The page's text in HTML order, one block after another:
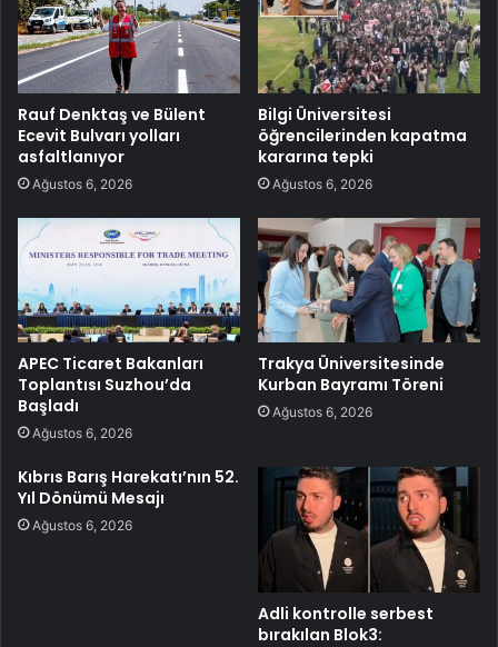
Rauf Denktaş ve Bülent
Ecevit Bulvarı yolları
asfaltlanıyor
Ağustos 6, 2026
Bilgi Üniversitesi
öğrencilerinden kapatma
kararına tepki
Ağustos 6, 2026
APEC Ticaret Bakanları
Toplantısı Suzhou’da
Başladı
Ağustos 6, 2026
Trakya Üniversitesinde
Kurban Bayramı Töreni
Ağustos 6, 2026
Kıbrıs Barış Harekatı’nın 52.
Yıl Dönümü Mesajı
Ağustos 6, 2026
Adli kontrolle serbest
bırakılan Blok3: